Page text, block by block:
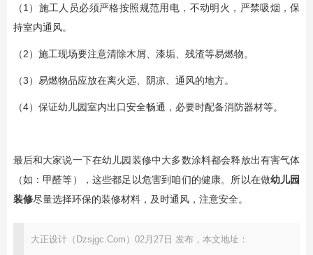
（1）施工人员必须严格按照规范用电，不动明火，严禁吸烟，保
持室内通风。
（2）施工现场要注意清除木屑、漆垢、残渣等易燃物。
（3）易燃物品应放在离火远、阴凉、通风的地方。
（4）保证幼儿园室内出口安全畅通，必要时配备消防器材等。
最后和大家说一下在幼儿园装修中大多数涂料都会释放出有害气体
（如：甲醛等），这些都足以危害到咱们的健康。所以在做幼儿园
装修尽量选择环保的装修材料，及时通风，注意安全。
大正设计（Dzsjgc.Com）02月27日 发布，本文地址：